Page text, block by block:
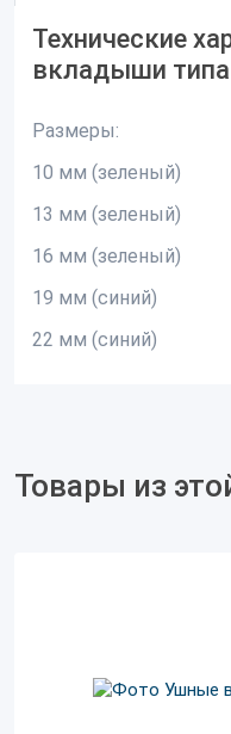
Технические
вкладыши типа
Размеры:
10 мм (зеленый)
13 мм (зеленый)
16 мм (зеленый)
19 мм (синий)
22 мм (синий)
Товары из